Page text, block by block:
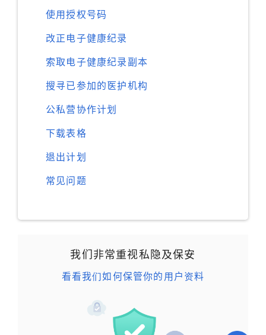
使用授权号码
改正电子健康纪录
索取电子健康纪录副本
搜寻已参加的医护机构
公私营协作计划
下载表格
退出计划
常见问题
我们非常重视私隐及保安
看看我们如何保管你的用户资料